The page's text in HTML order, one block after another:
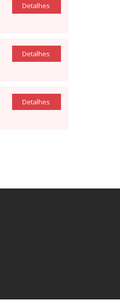
Detalhes
Detalhes
Detalhes